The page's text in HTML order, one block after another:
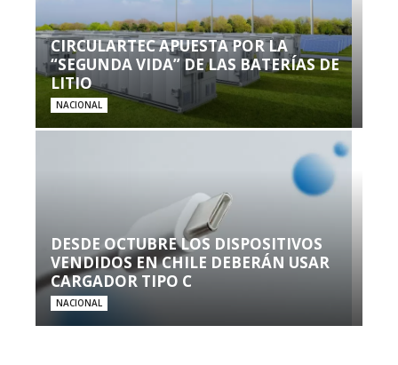
CIRCULARTEC APUESTA POR LA
“SEGUNDA VIDA” DE LAS BATERÍAS DE
LITIO
NACIONAL
DESDE OCTUBRE LOS DISPOSITIVOS
VENDIDOS EN CHILE DEBERÁN USAR
CARGADOR TIPO C
NACIONAL